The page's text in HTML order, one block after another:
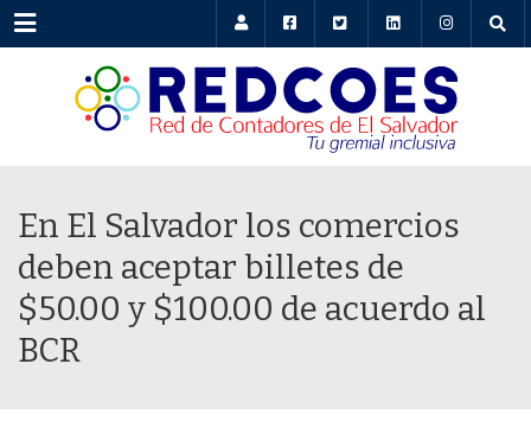
Menu
En El Salvador los comercios
deben aceptar billetes de
$50.00 y $100.00 de acuerdo al
BCR